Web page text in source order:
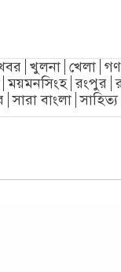
খুলনা খেলা
ময়মনসিংহ রংপুর
সারা বাংলা